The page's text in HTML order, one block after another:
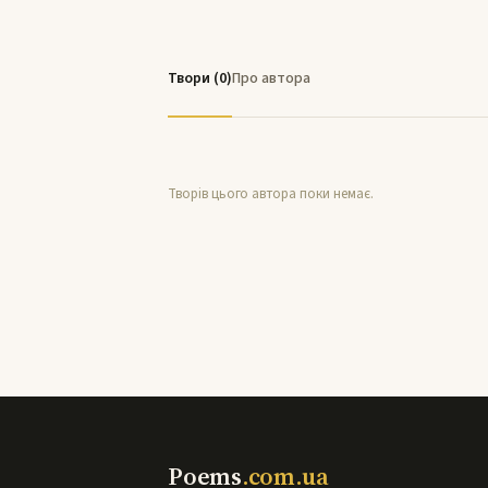
Твори (0)Про автора
Творів цього автора поки немає.
Poems.com.ua